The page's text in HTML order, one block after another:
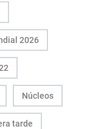
2026
Núcleos
tarde